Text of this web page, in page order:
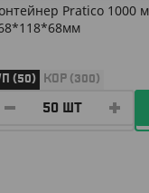
Pratico 1000
(50) КОР (300)